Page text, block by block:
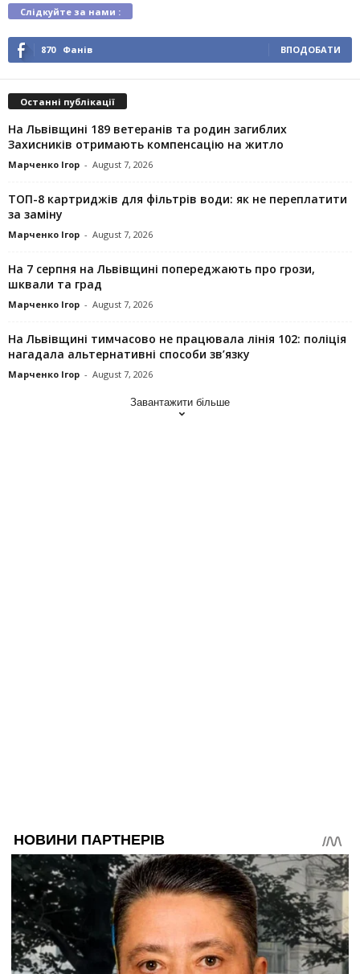
Слідкуйте за нами :
870 Фанів ВПОДОБАТИ
Останні публікації
На Львівщині 189 ветеранів та родин загиблих
Захисників отримають компенсацію на житло
Марченко Ігор - August 7, 2026
ТОП-8 картриджів для фільтрів води: як не переплатити
за заміну
Марченко Ігор - August 7, 2026
На 7 серпня на Львівщині попереджають про грози,
шквали та град
Марченко Ігор - August 7, 2026
На Львівщині тимчасово не працювала лінія 102: поліція
нагадала альтернативні способи зв’язку
Марченко Ігор - August 7, 2026
Завантажити більше